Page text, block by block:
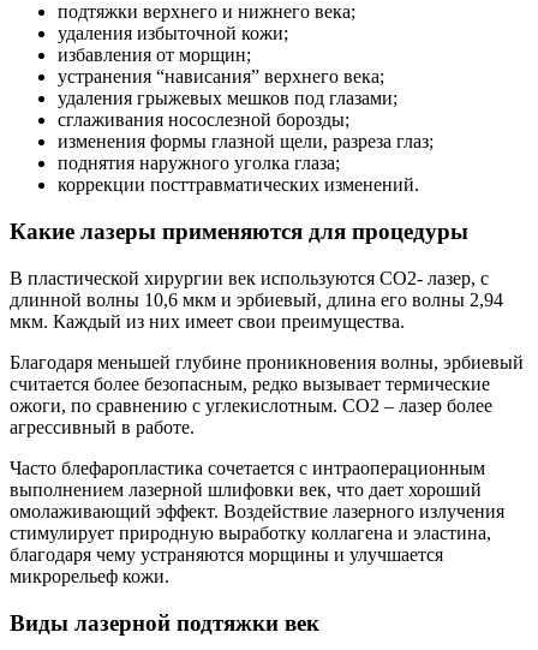
подтяжки верхнего и нижнего века;
удаления избыточной кожи;
избавления от морщин;
устранения “нависания” верхнего века;
удаления грыжевых мешков под глазами;
сглаживания носослезной борозды;
изменения формы глазной щели, разреза глаз;
поднятия наружного уголка глаза;
коррекции посттравматических изменений.
Какие лазеры применяются для процедуры
В пластической хирургии век используются СО2- лазер, с
длинной волны 10,6 мкм и эрбиевый, длина его волны 2,94
мкм. Каждый из них имеет свои преимущества.
Благодаря меньшей глубине проникновения волны, эрбиевый
считается более безопасным, редко вызывает термические
ожоги, по сравнению с углекислотным. СО2 – лазер более
агрессивный в работе.
Часто блефаропластика сочетается с интраоперационным
выполнением лазерной шлифовки век, что дает хороший
омолаживающий эффект. Воздействие лазерного излучения
стимулирует природную выработку коллагена и эластина,
благодаря чему устраняются морщины и улучшается
микрорельеф кожи.
Виды лазерной подтяжки век